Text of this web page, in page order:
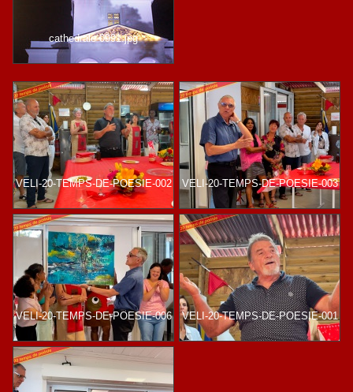
cathedrale-0991.jpg
VELI-20-TEMPS-DE-POESIE-002 VELI-20-TEMPS-DE-POESIE-003
VELI-20-TEMPS-DE-POESIE-006 VELI-20-TEMPS-DE-POESIE-001